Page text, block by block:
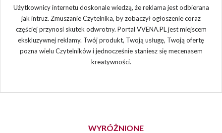
Użytkownicy internetu doskonale wiedzą, że reklama jest odbierana
jak intruz. Zmuszanie Czytelnika, by zobaczył ogłoszenie coraz
częściej przynosi skutek odwrotny. Portal VVENA.PL jest miejscem
ekskluzywnej reklamy. Twój produkt, Twoją usługę, Twoją ofertę
pozna wielu Czytelników i jednocześnie staniesz się mecenasem
kreatywności.
WYRÓŻNIONE